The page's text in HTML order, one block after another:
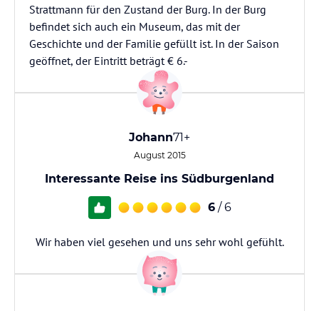
Strattmann für den Zustand der Burg. In der Burg
befindet sich auch ein Museum, das mit der
Geschichte und der Familie gefüllt ist. In der Saison
geöffnet, der Eintritt beträgt € 6.-
Johann71+
August 2015
Interessante Reise ins Südburgenland
6 / 6
Wir haben viel gesehen und uns sehr wohl gefühlt.